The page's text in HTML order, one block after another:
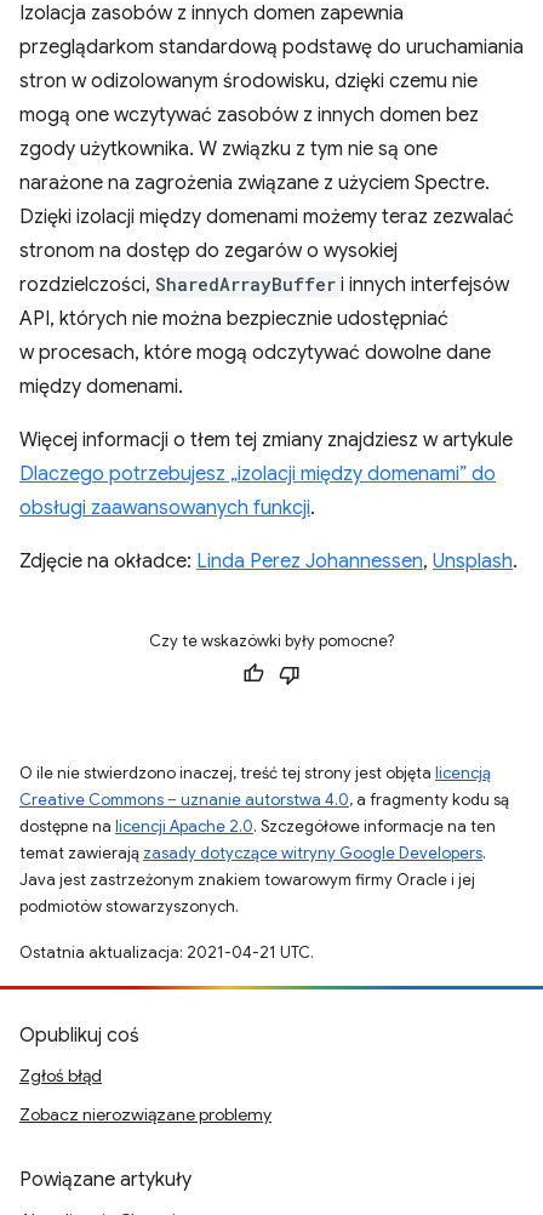
Izolacja zasobów z innych domen zapewnia
przeglądarkom standardową podstawę do uruchamiania
stron w odizolowanym środowisku, dzięki czemu nie
mogą one wczytywać zasobów z innych domen bez
zgody użytkownika. W związku z tym nie są one
narażone na zagrożenia związane z użyciem Spectre.
Dzięki izolacji między domenami możemy teraz zezwalać
stronom na dostęp do zegarów o wysokiej
rozdzielczości, SharedArrayBuffer i innych interfejsów
API, których nie można bezpiecznie udostępniać
w procesach, które mogą odczytywać dowolne dane
między domenami.
Więcej informacji o tłem tej zmiany znajdziesz w artykule
Dlaczego potrzebujesz „izolacji między domenami” do
obsługi zaawansowanych funkcji.
Zdjęcie na okładce: Linda Perez Johannessen, Unsplash.
Czy te wskazówki były pomocne?
O ile nie stwierdzono inaczej, treść tej strony jest objęta licencją
Creative Commons – uznanie autorstwa 4.0, a fragmenty kodu są
dostępne na licencji Apache 2.0. Szczegółowe informacje na ten
temat zawierają zasady dotyczące witryny Google Developers.
Java jest zastrzeżonym znakiem towarowym firmy Oracle i jej
podmiotów stowarzyszonych.
Ostatnia aktualizacja: 2021-04-21 UTC.
Opublikuj coś
Zgłoś błąd
Zobacz nierozwiązane problemy
Powiązane artykuły